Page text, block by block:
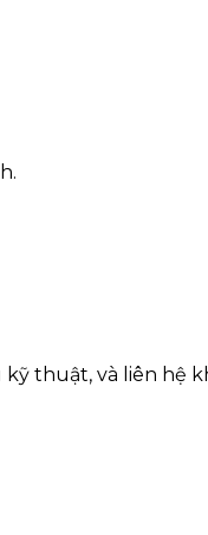
thuật, và liên hệ